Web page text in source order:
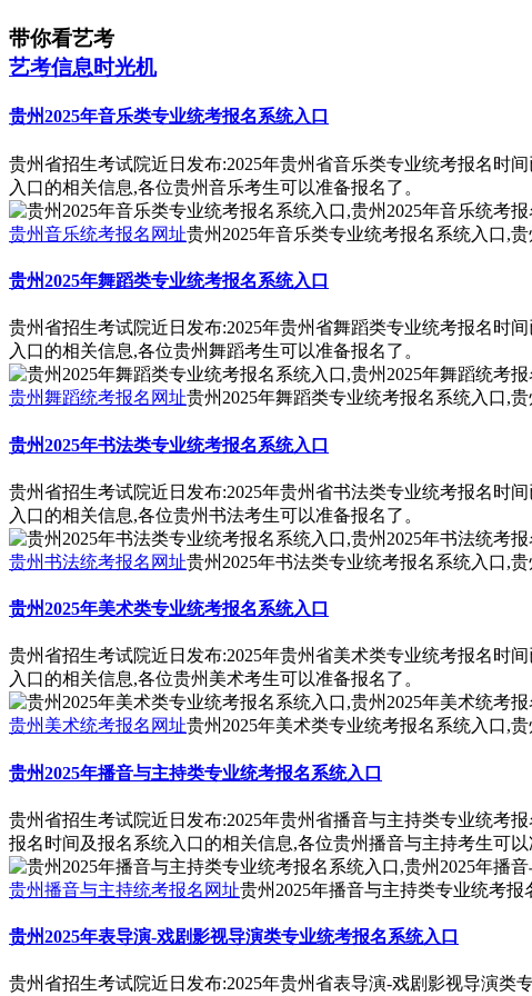
带你看艺考
艺考信息时光机
贵州2025年音乐类专业统考报名系统入口
贵州省招生考试院近日发布:2025年贵州省音乐类专业统考报名时
入口的相关信息,各位贵州音乐考生可以准备报名了。
贵州音乐统考报名网址贵州2025年音乐类专业统考报名系统入口,
贵州2025年舞蹈类专业统考报名系统入口
贵州省招生考试院近日发布:2025年贵州省舞蹈类专业统考报名时
入口的相关信息,各位贵州舞蹈考生可以准备报名了。
贵州舞蹈统考报名网址贵州2025年舞蹈类专业统考报名系统入口,
贵州2025年书法类专业统考报名系统入口
贵州省招生考试院近日发布:2025年贵州省书法类专业统考报名时
入口的相关信息,各位贵州书法考生可以准备报名了。
贵州书法统考报名网址贵州2025年书法类专业统考报名系统入口,
贵州2025年美术类专业统考报名系统入口
贵州省招生考试院近日发布:2025年贵州省美术类专业统考报名时
入口的相关信息,各位贵州美术考生可以准备报名了。
贵州美术统考报名网址贵州2025年美术类专业统考报名系统入口,
贵州2025年播音与主持类专业统考报名系统入口
贵州省招生考试院近日发布:2025年贵州省播音与主持类专业统考
报名时间及报名系统入口的相关信息,各位贵州播音与主持考生可以
贵州播音与主持统考报名网址贵州2025年播音与主持类专业统考
贵州2025年表导演-戏剧影视导演类专业统考报名系统入口
贵州省招生考试院近日发布:2025年贵州省表导演-戏剧影视导演